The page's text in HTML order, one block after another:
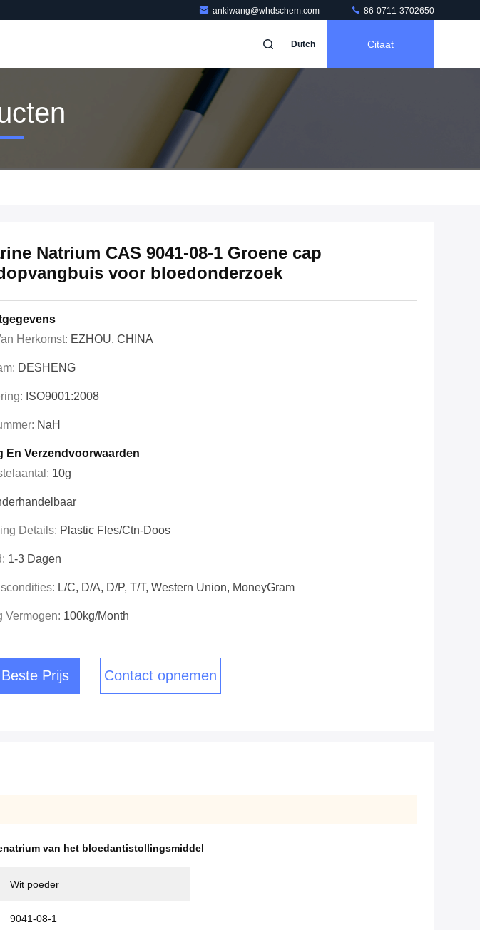
ankiwang@whdschem.com 86-0711-3702650
Dutch Citaat
Natrium CAS 9041-08-1 Groene cap
voor bloedonderzoek
Herkomst: EZHOU, CHINA
DESHENG
ISO9001:2008
NaH
En Verzendvoorwaarden
10g
Details: Plastic Fles/Ctn-Doos
1-3 Dagen
L/C, D/A, D/P, T/T, Western Union, MoneyGram
Vermogen: 100kg/Month
Prijs Contact opnemen
van het bloedantistollingsmiddel
Wit poeder
9041-08-1